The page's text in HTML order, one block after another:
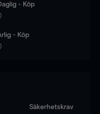
- Köp
- Köp
Säkerhetskrav